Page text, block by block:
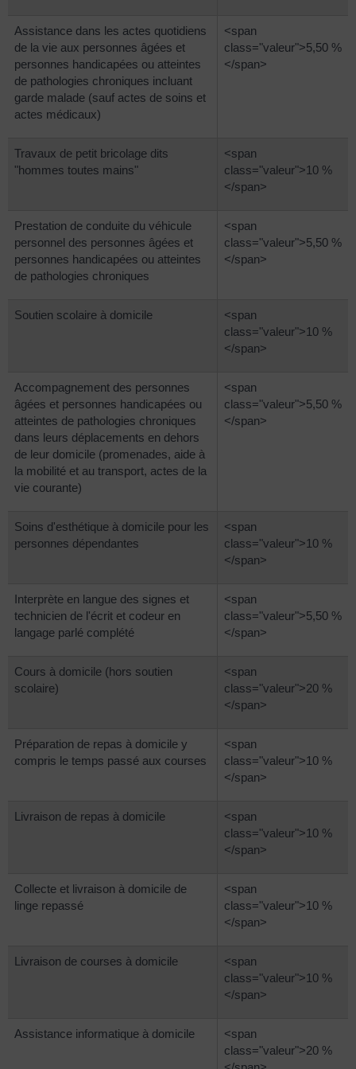
Assistance dans les actes quotidiens
de la vie aux personnes âgées et
personnes handicapées ou atteintes
de pathologies chroniques incluant
garde malade (sauf actes de soins et
actes médicaux)
<span
class="valeur">5,50 %
</span>
Travaux de petit bricolage dits
"hommes toutes mains"
<span
class="valeur">10 %
</span>
Prestation de conduite du véhicule
personnel des personnes âgées et
personnes handicapées ou atteintes
de pathologies chroniques
<span
class="valeur">5,50 %
</span>
Soutien scolaire à domicile
<span
class="valeur">10 %
</span>
Accompagnement des personnes
âgées et personnes handicapées ou
atteintes de pathologies chroniques
dans leurs déplacements en dehors
de leur domicile (promenades, aide à
la mobilité et au transport, actes de la
vie courante)
<span
class="valeur">5,50 %
</span>
Soins d'esthétique à domicile pour les
personnes dépendantes
<span
class="valeur">10 %
</span>
Interprète en langue des signes et
technicien de l'écrit et codeur en
langage parlé complété
<span
class="valeur">5,50 %
</span>
Cours à domicile (hors soutien
scolaire)
<span
class="valeur">20 %
</span>
Préparation de repas à domicile y
compris le temps passé aux courses
<span
class="valeur">10 %
</span>
Livraison de repas à domicile
<span
class="valeur">10 %
</span>
Collecte et livraison à domicile de
linge repassé
<span
class="valeur">10 %
</span>
Livraison de courses à domicile
<span
class="valeur">10 %
</span>
Assistance informatique à domicile
<span
class="valeur">20 %